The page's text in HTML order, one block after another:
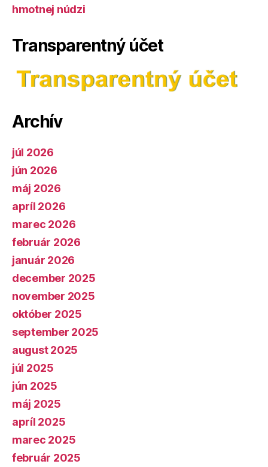
hmotnej núdzi
Transparentný účet
Archív
júl 2026
jún 2026
máj 2026
apríl 2026
marec 2026
február 2026
január 2026
december 2025
november 2025
október 2025
september 2025
august 2025
júl 2025
jún 2025
máj 2025
apríl 2025
marec 2025
február 2025